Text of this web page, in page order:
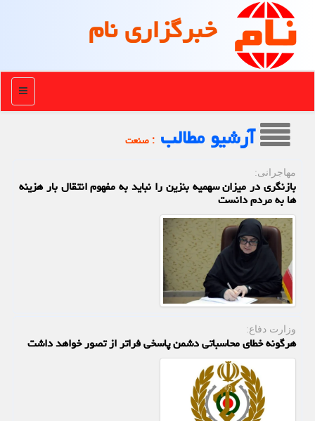
خبرگزاری نام
منو
آرشیو مطالب : صنعت
مهاجرانی:
بازنگری در میزان سهمیه بنزین را نباید به مفهوم انتقال بار هزینه
ها به مردم دانست
وزارت دفاع:
هرگونه خطای محاسباتی دشمن پاسخی فراتر از تصور خواهد داشت